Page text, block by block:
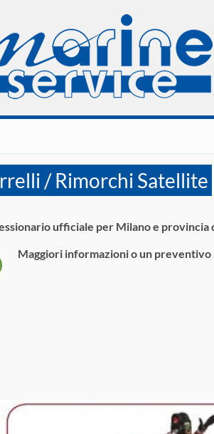
/ Rimorchi Satellite
ufficiale per Milano e provincia
Maggiori informazioni o un preventivo